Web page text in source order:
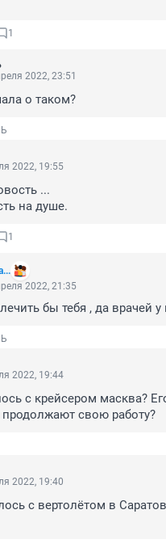
1
2022, 23:51
о таком?
2022, 19:55
...
на душе.
1
2022, 21:35
бы тебя , да врачей
2022, 19:44
с крейсером масква?
продолжают свою работу?
2022, 19:40
с вертолётом в